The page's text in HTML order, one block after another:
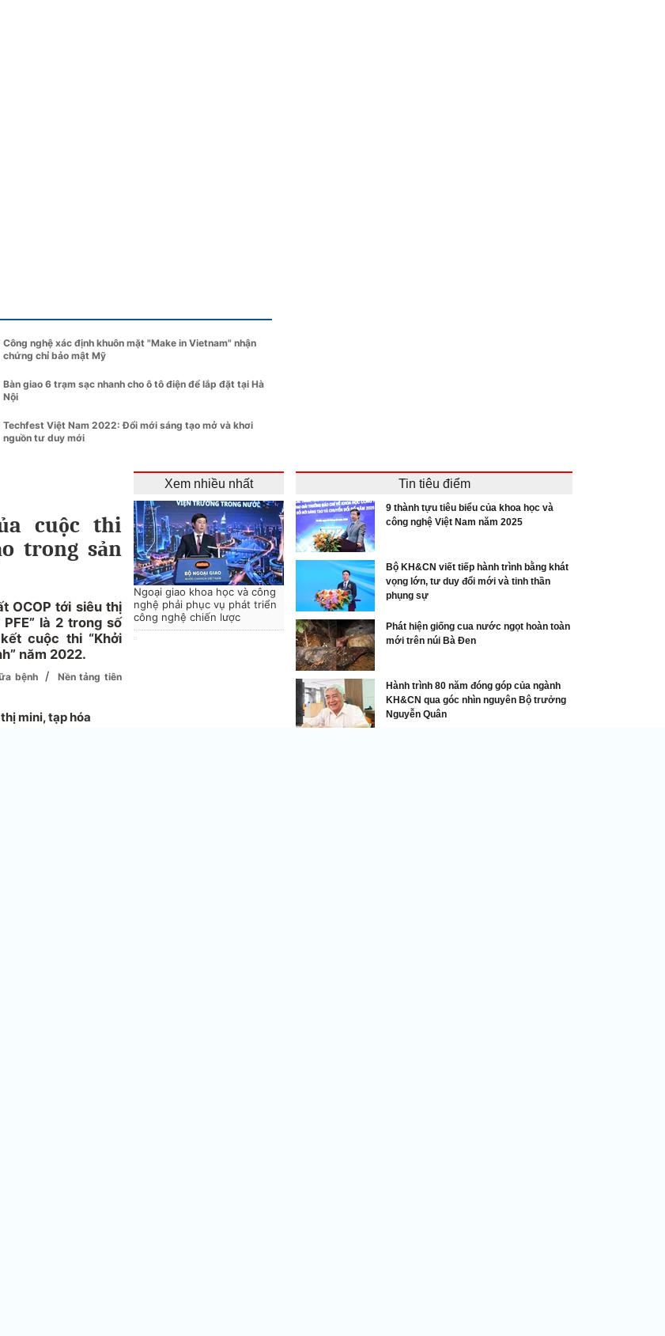
Công nghệ xác định khuôn mặt "Make in Vietnam" nhận
chứng chỉ bảo mật Mỹ
Bàn giao 6 trạm sạc nhanh cho ô tô điện để lắp đặt tại Hà
Nội
Techfest Việt Nam 2022: Đổi mới sáng tạo mở và khơi
nguồn tư duy mới
cuộc thi
trong sản
OCOP tới siêu thị
là 2 trong số
cuộc thi “Khởi
năm 2022.
bệnh /
Nền tảng tiên
mini, tạp hóa
Xem nhiều nhất
Ngoại giao khoa học và công
nghệ phải phục vụ phát triển
công nghệ chiến lược
Tin tiêu điểm
9 thành tựu tiêu biểu của khoa học và
công nghệ Việt Nam năm 2025
Bộ KH&CN viết tiếp hành trình bằng khát
vọng lớn, tư duy đổi mới và tinh thần
phụng sự
Phát hiện giống cua nước ngọt hoàn toàn
mới trên núi Bà Đen
Hành trình 80 năm đóng góp của ngành
KH&CN qua góc nhìn nguyên Bộ trưởng
Nguyễn Quân